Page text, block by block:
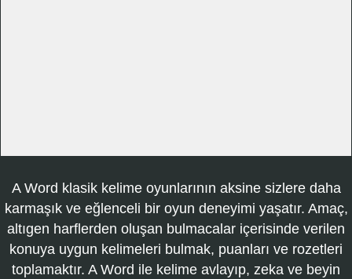
A Word klasik kelime oyunlarının aksine sizlere daha
karmaşık ve eğlenceli bir oyun deneyimi yaşatır. Amaç,
altıgen harflerden oluşan bulmacalar içerisinde verilen
konuya uygun kelimeleri bulmak, puanları ve rozetleri
toplamaktır. A Word ile kelime avlayıp, zeka ve beyin